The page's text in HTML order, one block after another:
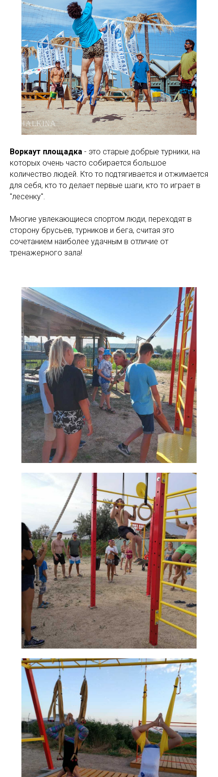
Воркаут площадка - это старые добрые турники, на
которых очень часто собирается большое
количество людей. Кто то подтягивается и отжимается
для себя, кто то делает первые шаги, кто то играет в
"лесенку".
Многие увлекающиеся спортом люди, переходят в
сторону брусьев, турников и бега, считая это
сочетанием наиболее удачным в отличие от
тренажерного зала!